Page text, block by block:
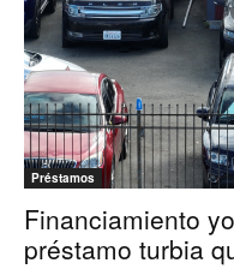
Préstamos
Financiamiento
préstamo turbia